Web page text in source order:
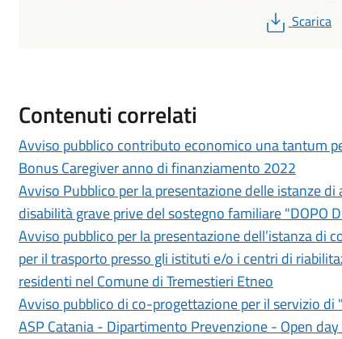
PDF
Scarica
Contenuti correlati
Avviso pubblico contributo economico una tantum
Bonus Caregiver anno di finanziamento 2022
Avviso Pubblico per la presentazione delle istanze
disabilità grave prive del sostegno familiare "DOPO
Avviso pubblico per la presentazione dell’istanza
per il trasporto presso gli istituti e/o i centri di
residenti nel Comune di Tremestieri Etneo
Avviso pubblico di co-progettazione per il servizio
ASP Catania - Dipartimento Prevenzione - Open